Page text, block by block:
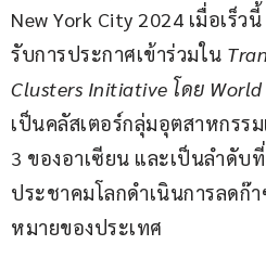
New York City 2024 เมื่อเร็
รับการประกาศเข้าร่วมใน
Clusters Initiative โดย
เป็นคลัสเตอร์กลุ่มอุตสาหกรร
3 ของอาเซียน และเป็นลำดับ
ประชาคมโลกดำเนินการลดก๊
หมายของประเทศ